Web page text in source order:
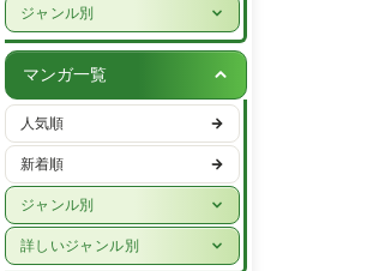
ジャンル別
週刊誌
ビジネス・IT・マネー
女性ファッション・美容
女性ライフスタイル・健康
グルメ・レシピ
マンガ一覧
人気順
新着順
ジャンル別
少年漫画
詳しいジャンル別